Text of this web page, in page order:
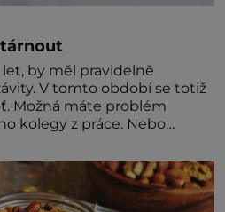
let, by měl pravidelně
V tomto období se totiž
Možná máte problém
kolegy z práce. Nebo
tak, s věkem jako
stávkovat. Cvičte